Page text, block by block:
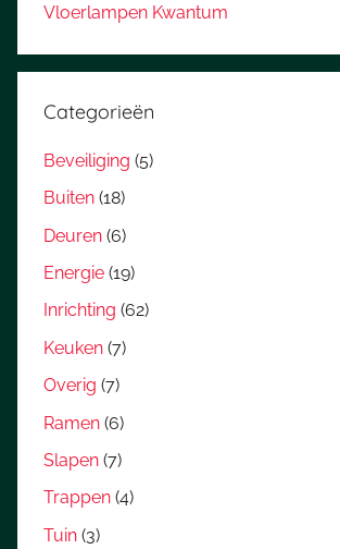
Vloerlampen Kwantum
Categorieën
Beveiliging (5)
Buiten (18)
Deuren (6)
Energie (19)
Inrichting (62)
Keuken (7)
Overig (7)
Ramen (6)
Slapen (7)
Trappen (4)
Tuin (3)